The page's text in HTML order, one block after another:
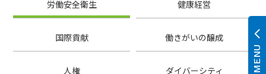
労働安全衛生 健康経営
国際貢献 働きがいの醸成
人権 ダイバーシティ MENU